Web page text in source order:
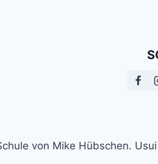
von Mike Hübschen.